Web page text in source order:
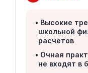
Высокие
школьной
расчетов
Очная
не входят в